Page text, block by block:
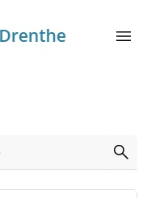
menu
search